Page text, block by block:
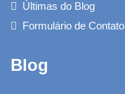
Últimas do Blog
Formulário de Contato
Blog